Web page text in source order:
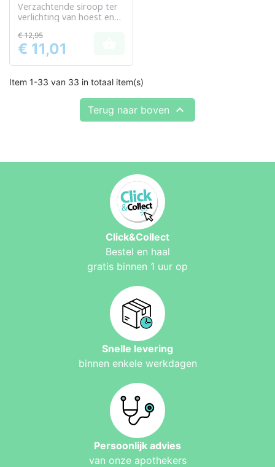
Verzachtende siroop ter
verlichting van hoest en
Prijs
€ 12,95
€ 11,01
Item 1-33 van 33 in totaal item(s)
Terug naar boven 
Click&Collect
Bestel en haal
gratis binnen 1 uur op
Snelle levering
binnen enkele werkdagen
Persoonlijk advies
van onze apothekers